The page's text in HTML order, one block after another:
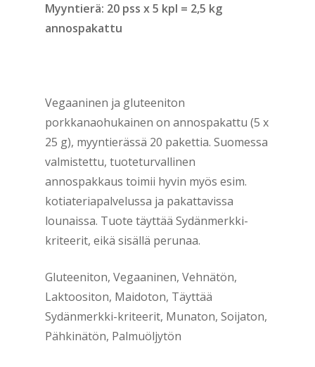
Myyntierä: 20 pss x 5 kpl = 2,5 kg
annospakattu
Vegaaninen ja gluteeniton
porkkanaohukainen on annospakattu (5 x
25 g), myyntierässä 20 pakettia. Suomessa
valmistettu, tuoteturvallinen
annospakkaus toimii hyvin myös esim.
kotiateriapalvelussa ja pakattavissa
lounaissa. Tuote täyttää Sydänmerkki-
kriteerit, eikä sisällä perunaa.
Gluteeniton, Vegaaninen, Vehnätön,
Laktoositon, Maidoton, Täyttää
Sydänmerkki-kriteerit, Munaton, Soijaton,
Pähkinätön, Palmuöljytön